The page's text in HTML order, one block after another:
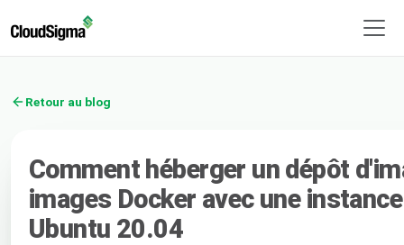
Retour au blog
Comment héberger un dépôt
images Docker avec une
Ubuntu 20.04